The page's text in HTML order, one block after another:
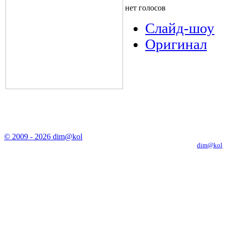
нет голосов
Слайд-шоу
Оригинал
© 2009 - 2026 dim@kol
dim@kol